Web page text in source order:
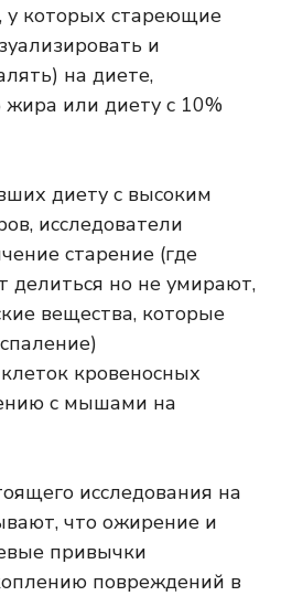
которых стареющие
и
на диете,
или диету с 10%
диету с высоким
исследователи
старение (где
делиться но не умирают,
вещества, которые
кровеносных
с мышами на
исследования на
что ожирение и
привычки
повреждений в